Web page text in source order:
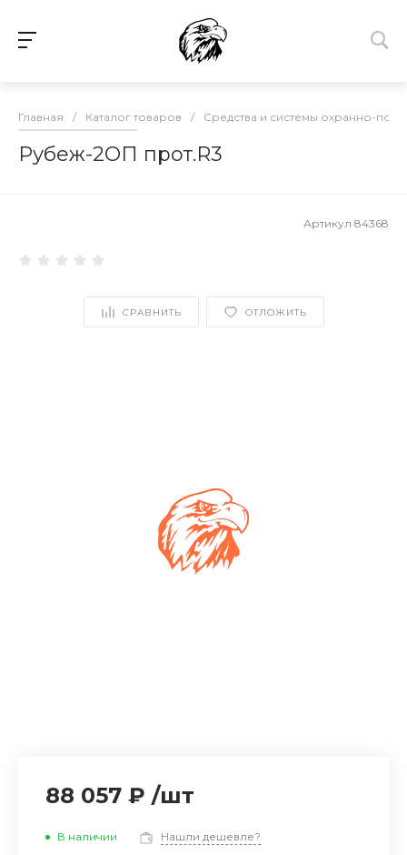
Главная / Каталог товаров / Средства и системы охранно-
Рубеж-2ОП прот.R3
Артикул 84368
СРАВНИТЬ ОТЛОЖИТЬ
88 057 ₽ /шт
В наличии Нашли дешевле?